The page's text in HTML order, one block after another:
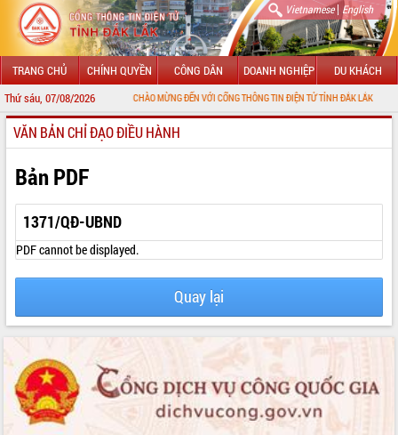
Vietnamese| English
TRANG CHỦ CHÍNH QUYỀN CÔNG DÂN DOANH NGHIỆP DU KHÁCH
Thứ sáu, 07/08/2026CHÀO MỪNG ĐẾN VỚI CỔNG THÔNG TIN ĐIỆN TỬ TỈNH ĐẮK LẮK
GIỚI THIỆU
LÃNH ĐẠO UBND TỈNH
TIN TỨC SỰ KIỆN
SỞ, BAN, NGÀNH
UBND CÁC XÃ, PHƯỜNG
THÔNG TIN CHỈ ĐẠO ĐIỀU HÀNH
VĂN BẢN HĐND TỈNH
ĐIỂM TIN VĂN BẢN
VĂN BẢN CHỈ ĐẠO ĐIỀU HÀNH
Bản PDF
1371/QĐ-UBND
PDF cannot be displayed.
Quay lại